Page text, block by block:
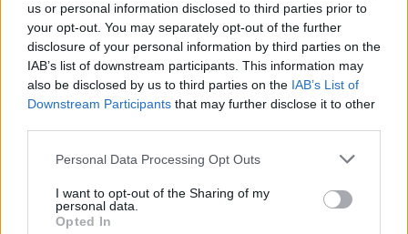
us or personal information disclosed to third parties prior to
your opt-out. You may separately opt-out of the further
disclosure of your personal information by third parties on the
IAB’s list of downstream participants. This information may
also be disclosed by us to third parties on the IAB’s List of
Downstream Participants that may further disclose it to other
Personal Data Processing Opt Outs
I want to opt-out of the Sharing of my
personal data.
Opted In
Jis rodo pirštu į Nekilnojamojo turto
mokesčio įstatymą. Dar 2021 metų vasarį
Kauno miesto savivaldybė teikė siūlymus su
galimais šio teisės akto pakeitimais, tačiau
per pusketvirtų metų iki šiol nieko naudingo
nenuveikta.
„Atrodo, lyg kažkas tyčia stengiasi, kad tik